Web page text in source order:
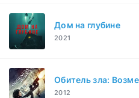
Дом на глубине
2021
Обитель зла:
2012